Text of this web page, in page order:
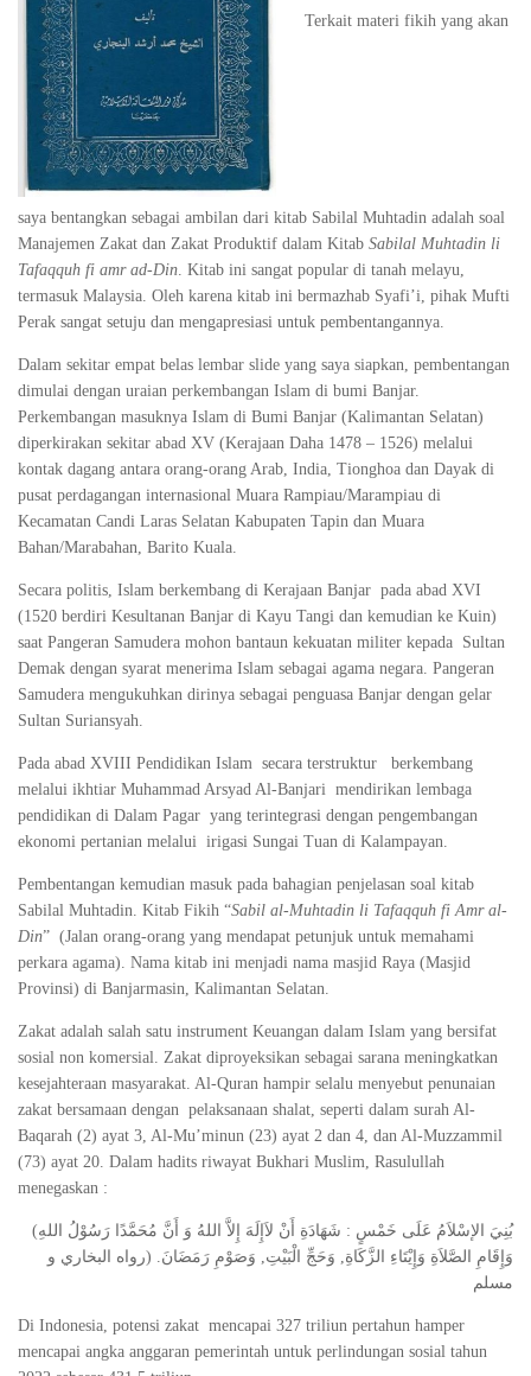
Terkait materi fikih yang akan
saya bentangkan sebagai ambilan dari kitab Sabilal Muhtadin adalah soal
Manajemen Zakat dan Zakat Produktif dalam Kitab Sabilal Muhtadin li
Tafaqquh fi amr ad-Din . Kitab ini sangat popular di tanah melayu,
termasuk Malaysia. Oleh karena kitab ini bermazhab Syafi’i, pihak Mufti
Perak sangat setuju dan mengapresiasi untuk pembentangannya.
Dalam sekitar empat belas lembar slide yang saya siapkan, pembentangan
dimulai dengan uraian perkembangan Islam di bumi Banjar.
Perkembangan masuknya Islam di Bumi Banjar (Kalimantan Selatan)
diperkirakan sekitar abad XV (Kerajaan Daha 1478 – 1526) melalui
kontak dagang antara orang-orang Arab, India, Tionghoa dan Dayak di
pusat perdagangan internasional Muara Rampiau/Marampiau di
Kecamatan Candi Laras Selatan Kabupaten Tapin dan Muara
Bahan/Marabahan, Barito Kuala.
Secara politis, Islam berkembang di Kerajaan Banjar pada abad XVI
(1520 berdiri Kesultanan Banjar di Kayu Tangi dan kemudian ke Kuin)
saat Pangeran Samudera mohon bantaun kekuatan militer kepada Sultan
Demak dengan syarat menerima Islam sebagai agama negara. Pangeran
Samudera mengukuhkan dirinya sebagai penguasa Banjar dengan gelar
Sultan Suriansyah.
Pada abad XVIII Pendidikan Islam secara terstruktur berkembang
melalui ikhtiar Muhammad Arsyad Al-Banjari mendirikan lembaga
pendidikan di Dalam Pagar yang terintegrasi dengan pengembangan
ekonomi pertanian melalui irigasi Sungai Tuan di Kalampayan.
Pembentangan kemudian masuk pada bahagian penjelasan soal kitab
Sabilal Muhtadin. Kitab Fikih “Sabil al-Muhtadin li Tafaqquh fi Amr al-
Din” (Jalan orang-orang yang mendapat petunjuk untuk memahami
perkara agama). Nama kitab ini menjadi nama masjid Raya (Masjid
Provinsi) di Banjarmasin, Kalimantan Selatan.
Zakat adalah salah satu instrument Keuangan dalam Islam yang bersifat
sosial non komersial. Zakat diproyeksikan sebagai sarana meningkatkan
kesejahteraan masyarakat. Al-Quran hampir selalu menyebut penunaian
zakat bersamaan dengan pelaksanaan shalat, seperti dalam surah Al-
Baqarah (2) ayat 3, Al-Mu’minun (23) ayat 2 dan 4, dan Al-Muzzammil
(73) ayat 20. Dalam hadits riwayat Bukhari Muslim, Rasulullah
menegaskan :
(بُنِيَ الإسْلاَمُ عَلَى خَمْسٍ : شَهَادَةِ أَنْ لاَإِلَهَ إِلاَّ اللهُ وَ أَنَّ مُحَمَّدًا رَسُوْلُ اللهِ
وَإِقَامِ الصَّلاَةِ وَإِيْتَاءِ الزَّكَاةِ, وَحَجِّ الْبَيْتِ, وَصَوْمِ رَمَضَانَ. (رواه البخاري و
مسلم
Di Indonesia, potensi zakat mencapai 327 triliun pertahun hamper
mencapai angka anggaran pemerintah untuk perlindungan sosial tahun